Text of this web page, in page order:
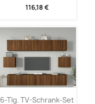
116,18 €
6-Tlg. TV-Schrank-Set